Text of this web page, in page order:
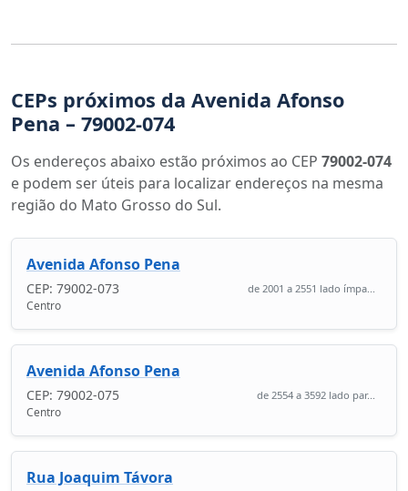
CEPs próximos da Avenida Afonso
Pena – 79002-074
Os endereços abaixo estão próximos ao CEP 79002-074
e podem ser úteis para localizar endereços na mesma
região do Mato Grosso do Sul.
Avenida Afonso Pena
CEP: 79002-073 de 2001 a 2551 lado ímpa...
Centro
Avenida Afonso Pena
CEP: 79002-075 de 2554 a 3592 lado par...
Centro
Rua Joaquim Távora